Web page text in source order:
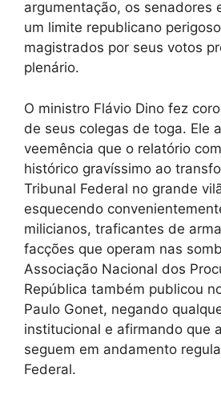
argumentação, os senadores
um limite republicano
magistrados por seus votos
plenário.
O ministro Flávio Dino fez
de seus colegas de toga. Ele
veemência que o relatório
histórico gravíssimo ao
Tribunal Federal no grande
esquecendo
milicianos, traficantes de
facções que operam nas
Associação Nacional dos
República também publicou
Paulo Gonet, negando
institucional e afirmando que
seguem em andamento
Federal.